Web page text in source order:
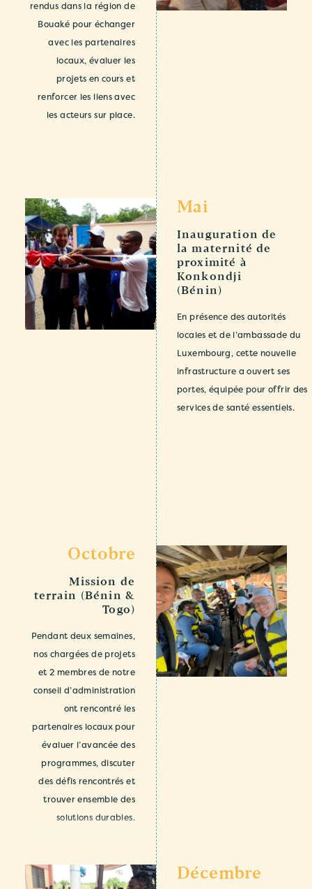
rendus dans la région de
Bouaké pour échanger
avec les partenaires
locaux, évaluer les
projets en cours et
renforcer les liens avec
les acteurs sur place.
Mai
Inauguration de
la maternité de
proximité à
Konkondji
(Bénin)
En présence des autorités
locales et de l’ambassade du
Luxembourg, cette nouvelle
infrastructure a ouvert ses
portes, équipée pour offrir des
services de santé essentiels.
Octobre
Mission de
terrain (Bénin &
Togo)
Pendant deux semaines,
nos chargées de projets
et 2 membres de notre
conseil d’administration
ont rencontré les
partenaires locaux pour
évaluer l’avancée des
programmes, discuter
des défis rencontrés et
trouver ensemble des
solutions durables.
Décembre